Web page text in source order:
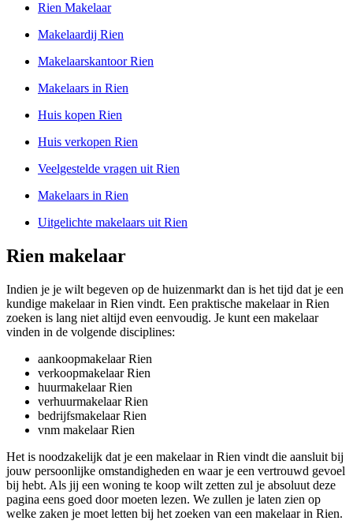
Rien Makelaar
Makelaardij Rien
Makelaarskantoor Rien
Makelaars in Rien
Huis kopen Rien
Huis verkopen Rien
Veelgestelde vragen uit Rien
Makelaars in Rien
Uitgelichte makelaars uit Rien
Rien makelaar
Indien je je wilt begeven op de huizenmarkt dan is het tijd dat je een
kundige makelaar in Rien vindt. Een praktische makelaar in Rien
zoeken is lang niet altijd even eenvoudig. Je kunt een makelaar
vinden in de volgende disciplines:
aankoopmakelaar Rien
verkoopmakelaar Rien
huurmakelaar Rien
verhuurmakelaar Rien
bedrijfsmakelaar Rien
vnm makelaar Rien
Het is noodzakelijk dat je een makelaar in Rien vindt die aansluit bij
jouw persoonlijke omstandigheden en waar je een vertrouwd gevoel
bij hebt. Als jij een woning te koop wilt zetten zul je absoluut deze
pagina eens goed door moeten lezen. We zullen je laten zien op
welke zaken je moet letten bij het zoeken van een makelaar in Rien.